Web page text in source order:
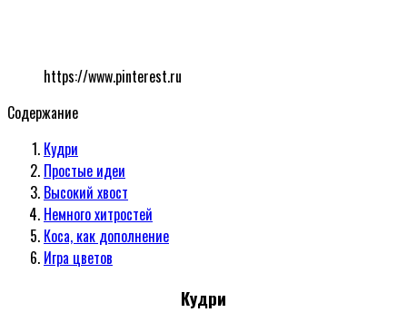
https://www.pinterest.ru
Содержание
Кудри
Простые идеи
Высокий хвост
Немного хитростей
Коса, как дополнение
Игра цветов
Кудри